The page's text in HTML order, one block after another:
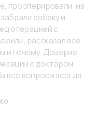
прооперировали, на
собаку и
операцией с
рассказал все
и почему. Доверие
с доктором
все вопросы всегда